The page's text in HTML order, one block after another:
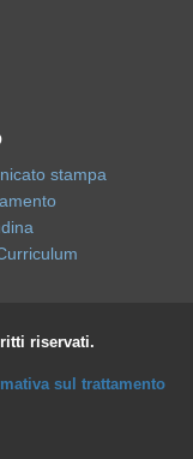
stampa
riservati.
sul trattamento